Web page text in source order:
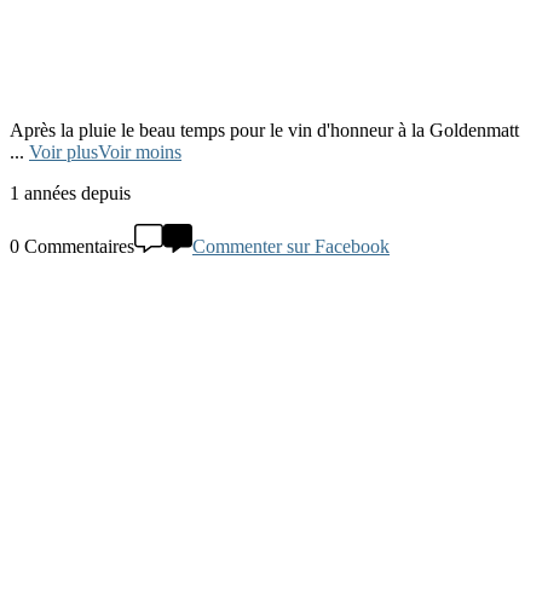
Après la pluie le beau temps pour le vin d'honneur à la Goldenmatt
... Voir plusVoir moins
1 années depuis
0 Commentaires Commenter sur Facebook